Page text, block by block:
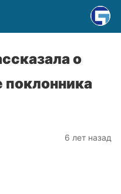
о
поклонника
6 лет назад